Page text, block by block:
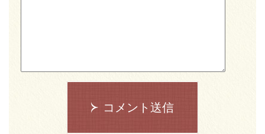
コメント送信